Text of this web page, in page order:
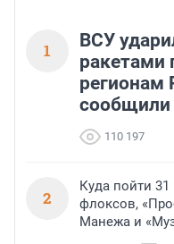
1
ВСУ
ракетами
регионам
сообщили
110 197
2
Куда пойти
флоксов,
Манежа и